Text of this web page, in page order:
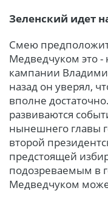
Зеленский идет
Смею
Медведчуком это -
кампании
назад он уверял,
вполне
развиваются
нынешнего главы
второй
предстоящей
подозреваемым в
Медведчуком